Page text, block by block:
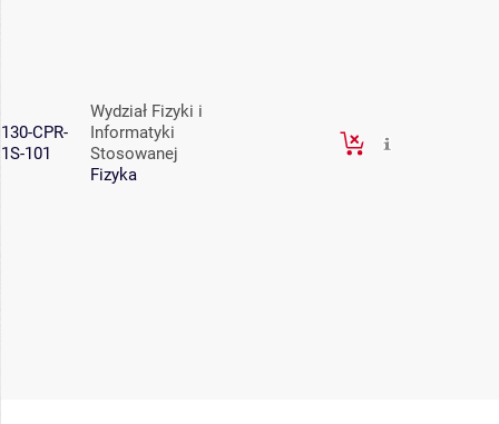
130-CPR-
1S-101
Wydział Fizyki i
Informatyki
Stosowanej
Fizyka